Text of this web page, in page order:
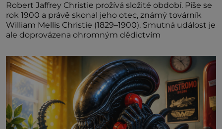
Robert Jaffrey Christie prožívá složité období. Píše se
rok 1900 a právě skonal jeho otec, známý továrník
William Mellis Christie (1829–1900). Smutná událost je
ale doprovázena ohromným dědictvím